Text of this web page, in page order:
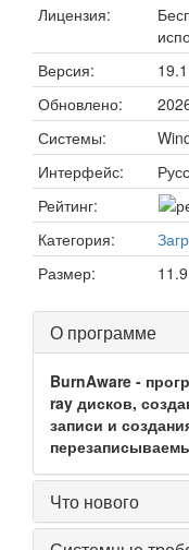
Лицензия:
Версия:
19.1
Обновлено:
Системы:
Интерфейс:
Рейтинг:
Категория:
Размер:
О программе
BurnAware -
ray дисков,
записи и
Что нового